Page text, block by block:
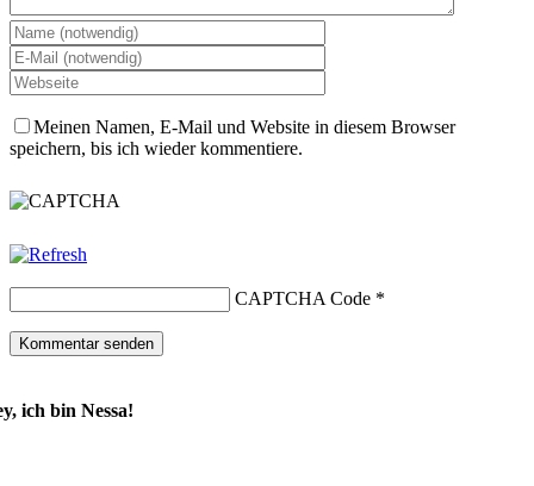
Meinen Namen, E-Mail und Website in diesem Browser
speichern, bis ich wieder kommentiere.
CAPTCHA Code *
ich bin Nessa!